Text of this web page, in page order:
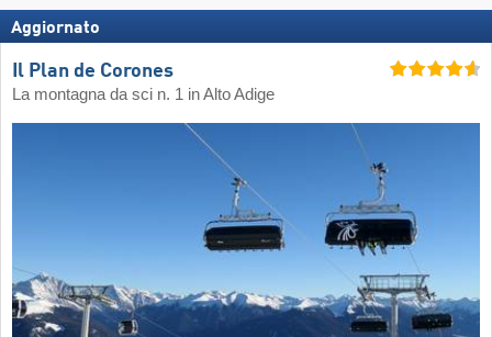
Aggiornato
Il Plan de Corones
La montagna da sci n. 1 in Alto Adige